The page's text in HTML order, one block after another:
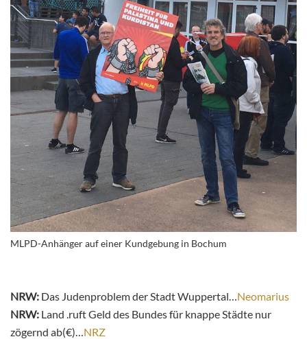
MLPD-Anhänger auf einer Kundgebung in Bochum
NRW: Das Judenproblem der Stadt Wuppertal…Neomarius
NRW: Land .ruft Geld des Bundes für knappe Städte nur
zögernd ab(€)…NRZ